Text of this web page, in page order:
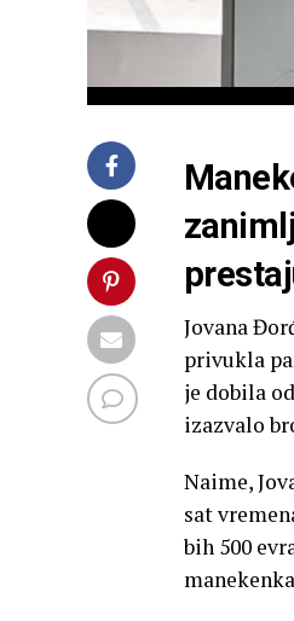
Jovana
privukla
je dobila
izazvalo
Naime,
sat
bih 500